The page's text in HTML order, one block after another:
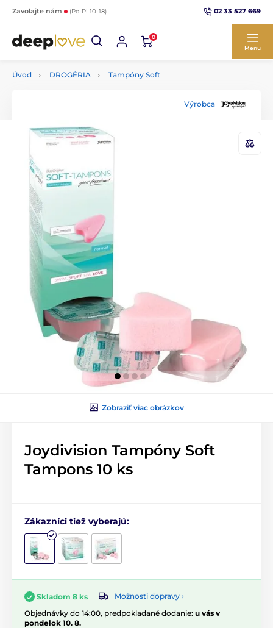
Zavolajte nám (Po-Pi 10-18) 02 33 527 669
0
Menu
Úvod DROGÉRIA Tampóny Soft
Výrobca
Zobraziť viac obrázkov
Joydivision Tampóny Soft
Tampons 10 ks
Zákazníci tiež vyberajú:
Skladom 8 ks
Možnosti dopravy ›
Objednávky do 14:00, predpokladané dodanie: u vás v
pondelok 10. 8.